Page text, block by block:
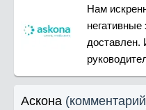
Нам
негативные
Аскона